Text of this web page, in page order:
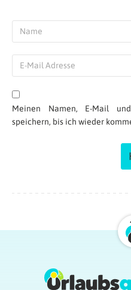
Meinen Namen, E-Mail
speichern, bis ich wieder